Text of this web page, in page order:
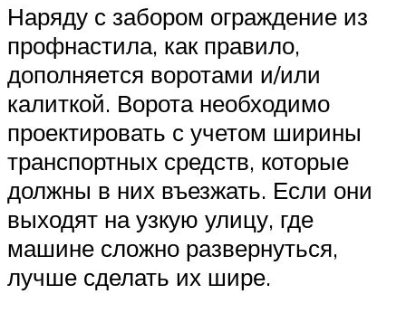
Наряду с забором ограждение из
профнастила, как правило,
дополняется воротами и/или
калиткой. Ворота необходимо
проектировать с учетом ширины
транспортных средств, которые
должны в них въезжать. Если они
выходят на узкую улицу, где
машине сложно развернуться,
лучше сделать их шире.